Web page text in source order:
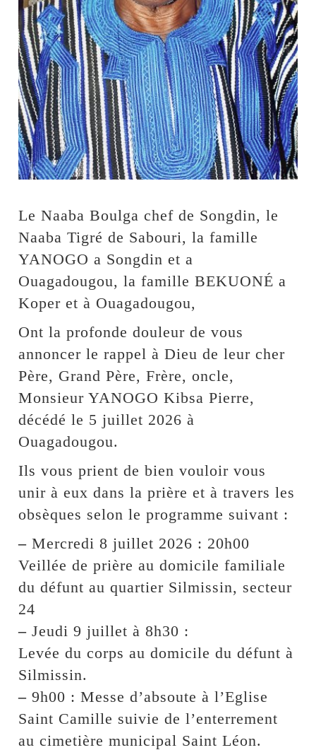
Le Naaba Boulga chef de Songdin, le
Naaba Tigré de Sabouri, la famille
YANOGO a Songdin et a
Ouagadougou, la famille BEKUONÉ a
Koper et à Ouagadougou,
Ont la profonde douleur de vous
annoncer le rappel à Dieu de leur cher
Père, Grand Père, Frère, oncle,
Monsieur YANOGO Kibsa Pierre,
décédé le 5 juillet 2026 à
Ouagadougou.
Ils vous prient de bien vouloir vous
unir à eux dans la prière et à travers les
obsèques selon le programme suivant :
– Mercredi 8 juillet 2026 : 20h00
Veillée de prière au domicile familiale
du défunt au quartier Silmissin, secteur
24
– Jeudi 9 juillet à 8h30 :
Levée du corps au domicile du défunt à
Silmissin.
– 9h00 : Messe d’absoute à l’Eglise
Saint Camille suivie de l’enterrement
au cimetière municipal Saint Léon.